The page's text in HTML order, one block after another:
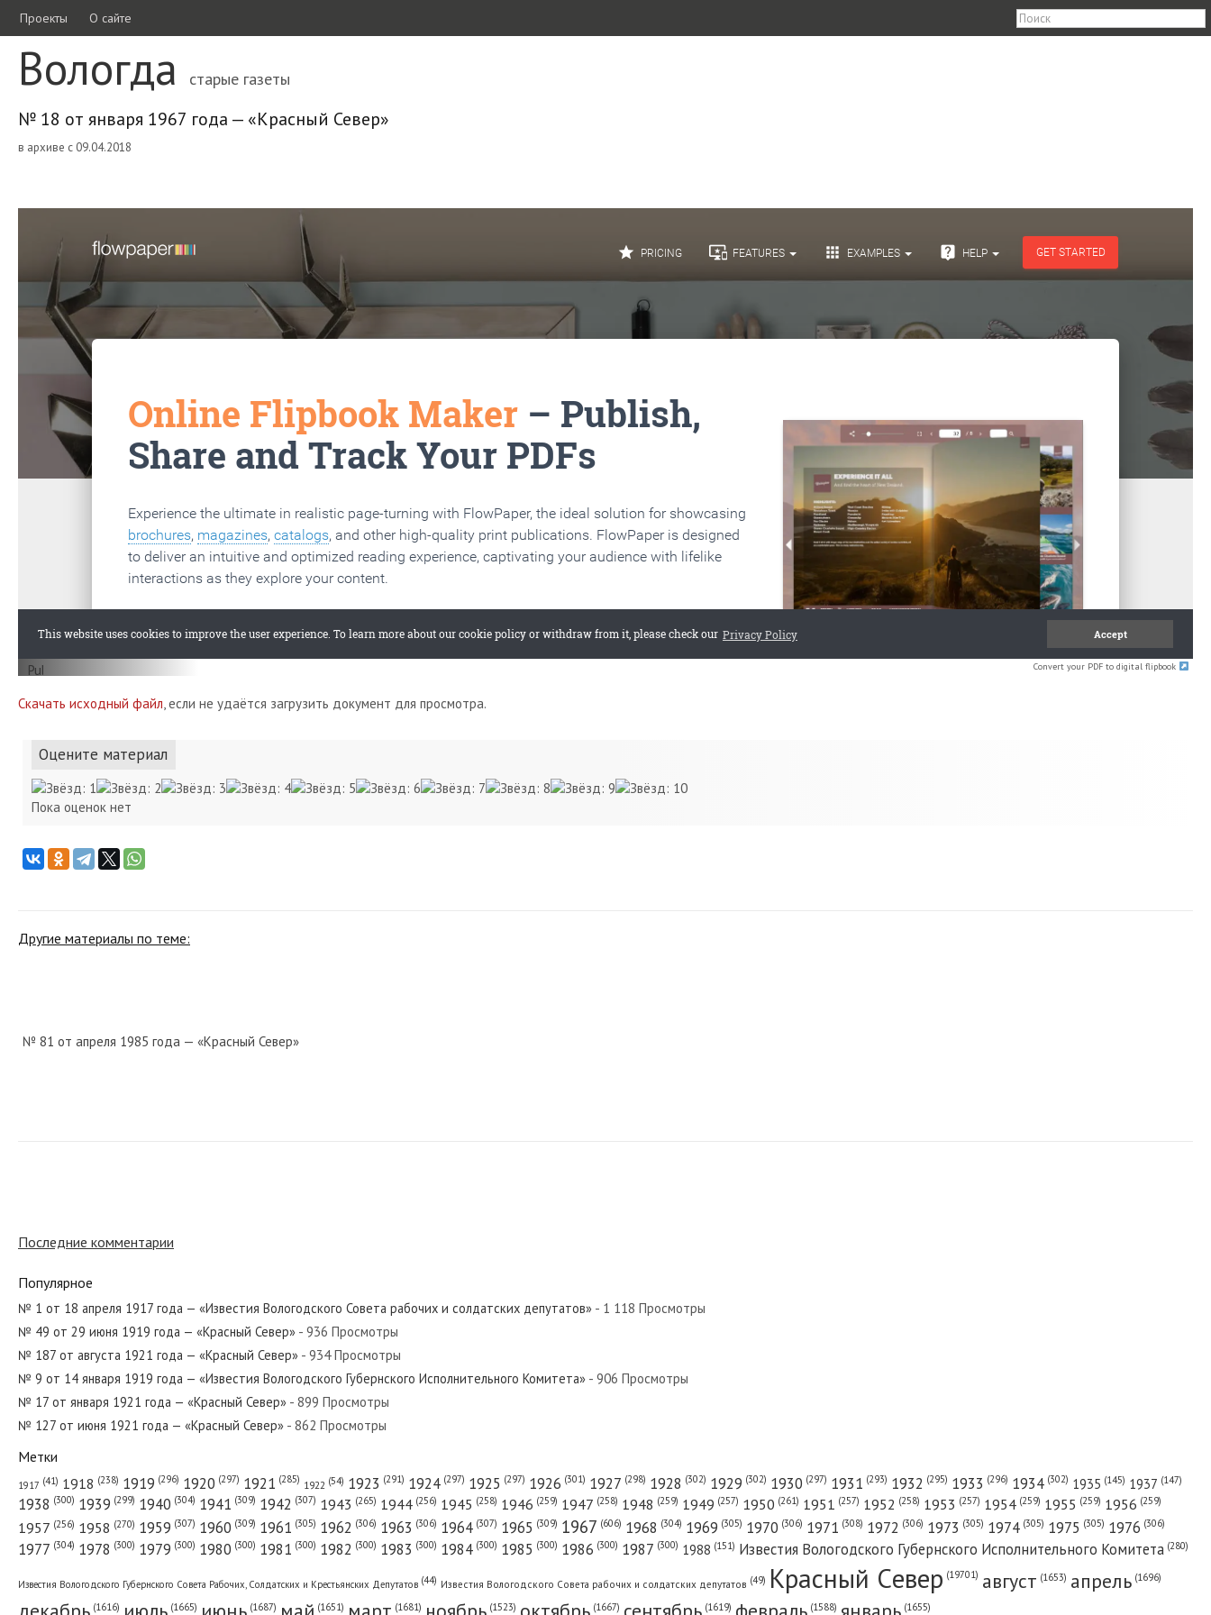
Проекты О сайте
Вологда старые газеты
№ 18 от января 1967 года — «Красный Север»
в архиве с 09.04.2018
Convert your PDF to digital flipbook
Скачать исходный файл, если не удаётся загрузить документ для просмотра.
Оцените материал
Пока оценок нет
Другие материалы по теме:
№ 81 от апреля 1985 года — «Красный Север»
№ 110 от мая 1927 года — «Красный Север»
№ 106 от 25 мая 1918 года — «Известия Вологодского Губернского Исполнительного Комитета»...
№ 198 от августа 1985 года — «Красный Север»
Последние комментарии
Популярное
№ 1 от 18 апреля 1917 года — «Известия Вологодского Совета рабочих и солдатских депутатов» - 1 118 Просмотры
№ 49 от 29 июня 1919 года — «Красный Север» - 936 Просмотры
№ 187 от августа 1921 года — «Красный Север» - 934 Просмотры
№ 9 от 14 января 1919 года — «Известия Вологодского Губернского Исполнительного Комитета» - 906 Просмотры
№ 17 от января 1921 года — «Красный Север» - 899 Просмотры
№ 127 от июня 1921 года — «Красный Север» - 862 Просмотры
Метки
1917 (41) 1918 (238) 1919 (296) 1920 (297) 1921 (285) 1922 (54) 1923 (291) 1924 (297) 1925 (297) 1926 (301) 1927 (298) 1928 (302) 1929 (302) 1930 (297) 1931 (293) 1932 (295) 1933 (296) 1934 (302) 1935 (145) 1937 (147)
1938 (300) 1939 (299) 1940 (304) 1941 (309) 1942 (307) 1943 (265) 1944 (256) 1945 (258) 1946 (259) 1947 (258) 1948 (259) 1949 (257) 1950 (261) 1951 (257) 1952 (258) 1953 (257) 1954 (259) 1955 (259) 1956 (259)
1957 (256) 1958 (270) 1959 (307) 1960 (309) 1961 (305) 1962 (306) 1963 (306) 1964 (307) 1965 (309) 1967 (606) 1968 (304) 1969 (305) 1970 (306) 1971 (308) 1972 (306) 1973 (305) 1974 (305) 1975 (305) 1976 (306)
1977 (304) 1978 (300) 1979 (300) 1980 (300) 1981 (300) 1982 (300) 1983 (300) 1984 (300) 1985 (300) 1986 (300) 1987 (300) 1988 (151) Известия Вологодского Губернского Исполнительного Комитета (280)
Известия Вологодского Губернского Совета Рабочих, Солдатских и Крестьянских Депутатов (44) Известия Вологодского Совета рабочих и солдатских депутатов (49) Красный Cевер (19701) август (1653) апрель (1696)
(1616) (1665) (1687) (1651) (1681) (1523) (1667) (1619) (1588) (1655)